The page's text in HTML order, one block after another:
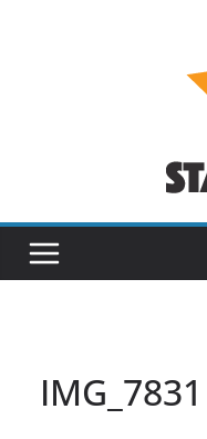
IMG_7831